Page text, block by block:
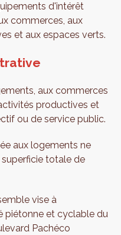
d'intérêt
commerces, aux
et aux espaces verts.
aux commerces
productives et
ou de service public.
aux logements ne
superficie totale de
vise à
piétonne et cyclable du
Pachéco